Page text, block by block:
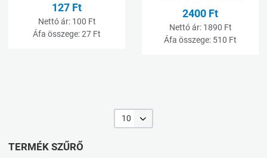
TERMÉK SZŰRŐ
127 Ft
Nettó ár: 100 Ft
Áfa összege:27 Ft
2400 Ft
Nettó ár: 1890 Ft
Áfa összege: 510 Ft
10